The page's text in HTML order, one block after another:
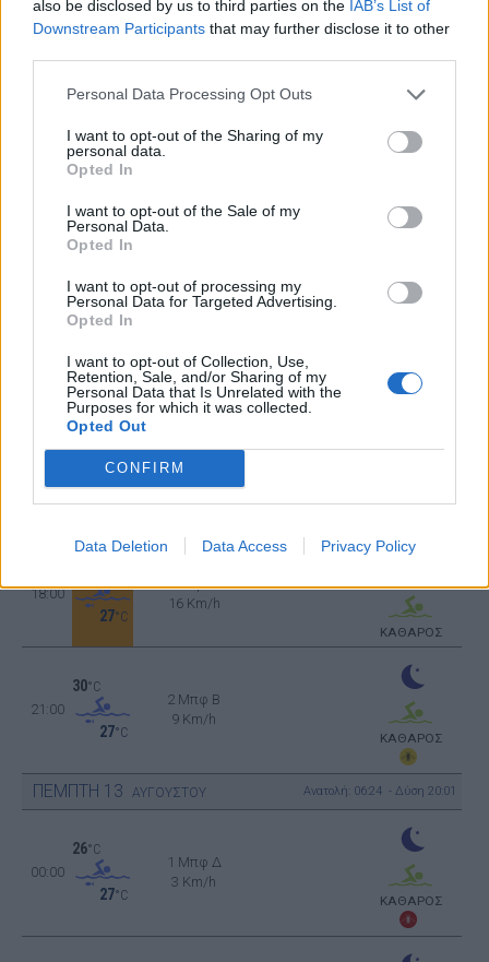
also be disclosed by us to third parties on the IAB’s List of
Downstream Participants that may further disclose it to other
Personal Data Processing Opt Outs
I want to opt-out of the Sharing of my
personal data.
Opted In
I want to opt-out of the Sale of my
Personal Data.
Opted In
I want to opt-out of processing my
Personal Data for Targeted Advertising.
Opted In
I want to opt-out of Collection, Use,
Retention, Sale, and/or Sharing of my
Personal Data that Is Unrelated with the
Purposes for which it was collected.
Opted Out
CONFIRM
Data Deletion Data Access Privacy Policy
27
3 Km/h
ΛΙΓΑ ΣΥΝΝΕΦΑ
27°C
3 Km/h
ΠΕΡΙΟΡΙΣΜΕΝΗ
31°C
27°C ΚΑΘΑΡΟΣ
35°C
27°C
3 Μπφ NA
16 Km/h
15:00
27
3 Μπφ N
18:00
27°C
3 Μπφ ΝΔ
16 Km/h
ΚΑΘΑΡΟΣ
21:00
30°C
27°C
2 Μπφ B
9 Km/h
ΚΑΘΑΡΟΣ
ΠΕΜΠΤΗ 13 ΑΥΓΟΥΣΤΟΥ Ανατολή: 06:24 - Δύση 20:01
00:00
26°C
27°C
1 Μπφ Δ
3 Km/h
ΚΑΘΑΡΟΣ